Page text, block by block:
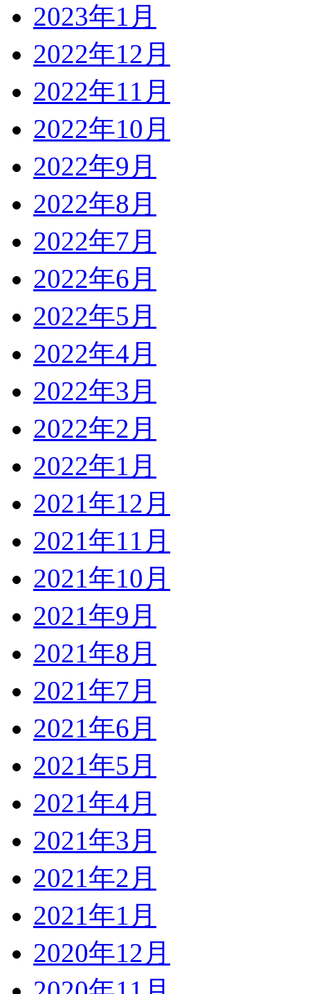
2023年1月
2022年12月
2022年11月
2022年10月
2022年9月
2022年8月
2022年7月
2022年6月
2022年5月
2022年4月
2022年3月
2022年2月
2022年1月
2021年12月
2021年11月
2021年10月
2021年9月
2021年8月
2021年7月
2021年6月
2021年5月
2021年4月
2021年3月
2021年2月
2021年1月
2020年12月